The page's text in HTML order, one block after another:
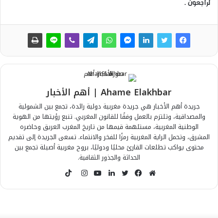
لراجعون .
Ahame Elakhbar | أهم الأخبار
جريدة أهم الأخبار هي جريدة مغربية دولية رائدة، تجمع بين الشمولية
والمصداقية، وتلتزم بالعمل وفقًا للقانون المغربي. تنبع رؤيتها من الهوية
الوطنية المغربية، مستلهمة قيمها من تاريخ المغرب العريق وحاضره
المشرق، وتحمل الراية المغربية رمزًا للفخر والانتماء. تسعى الجريدة إلى تقديم
محتوى يواكب تطلعات القارئ محليًا ودوليًا، بروح مغربية أصيلة تجمع بين
الحداثة والجذور الثقافية.
م
ف
ت
ل
ي
ا